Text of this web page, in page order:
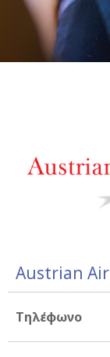
Austrian
Τηλέφωνο